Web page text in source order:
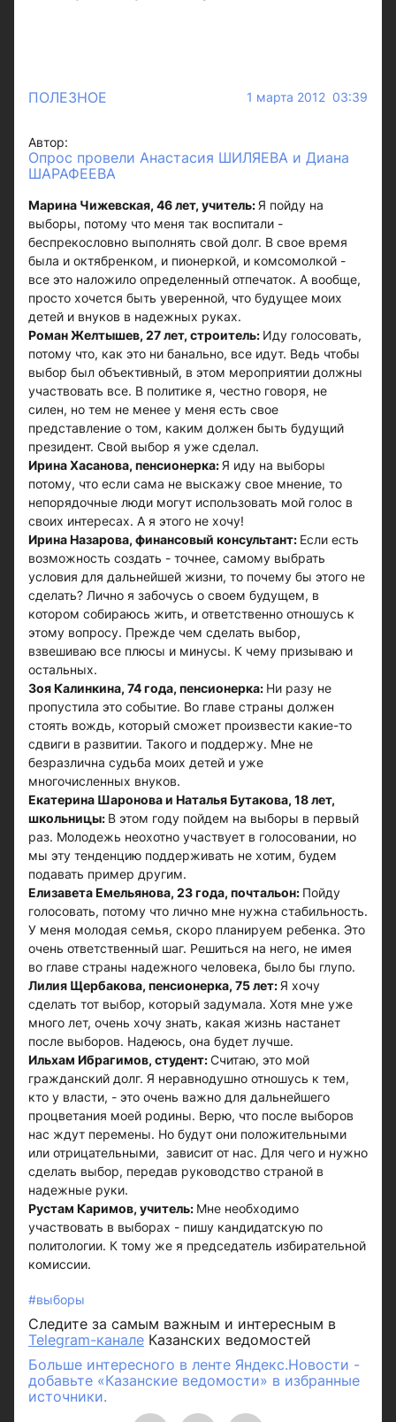
ПОЛЕЗНОЕ 1 марта 2012 03:39
Автор:
Опрос провели Анастасия ШИЛЯЕВА и Диана
ШАРАФЕЕВА
Марина Чижевская, 46 лет, учитель:Я пойду на
выборы, потому что меня так воспитали -
беспрекословно выполнять свой долг. В свое время
была и октябренком, и пионеркой, и комсомолкой -
все это наложило определенный отпечаток. А вообще,
просто хочется быть уверенной, что будущее моих
детей и внуков в надежных руках.
Роман Желтышев, 27 лет, строитель: Иду голосовать,
потому что, как это ни банально, все идут. Ведь чтобы
выбор был объективный, в этом мероприятии должны
участвовать все. В политике я, честно говоря, не
силен, но тем не менее у меня есть свое
представление о том, каким должен быть будущий
президент. Свой выбор я уже сделал.
Ирина Хасанова, пенсионерка:Я иду на выборы
потому, что если сама не выскажу свое мнение, то
непорядочные люди могут использовать мой голос в
своих интересах. А я этого не хочу!
Ирина Назарова, финансовый консультант: Если есть
возможность создать - точнее, самому выбрать
условия для дальнейшей жизни, то почему бы этого не
сделать? Лично я забочусь о своем будущем, в
котором собираюсь жить, и ответственно отношусь к
этому вопросу. Прежде чем сделать выбор,
взвешиваю все плюсы и минусы. К чему призываю и
остальных.
Зоя Калинкина, 74 года, пенсионерка: Ни разу не
пропустила это событие. Во главе страны должен
стоять вождь, который сможет произвести какие-то
сдвиги в развитии. Такого и поддержу. Мне не
безразлична судьба моих детей и уже
многочисленных внуков.
Екатерина Шаронова и Наталья Бутакова, 18 лет,
школьницы: В этом году пойдем на выборы в первый
раз. Молодежь неохотно участвует в голосовании, но
мы эту тенденцию поддерживать не хотим, будем
подавать пример другим.
Елизавета Емельянова, 23 года, почтальон: Пойду
голосовать, потому что лично мне нужна стабильность.
У меня молодая семья, скоро планируем ребенка. Это
очень ответственный шаг. Решиться на него, не имея
во главе страны надежного человека, было бы глупо.
Лилия Щербакова, пенсионерка, 75 лет:Я хочу
сделать тот выбор, который задумала. Хотя мне уже
много лет, очень хочу знать, какая жизнь настанет
после выборов. Надеюсь, она будет лучше.
Ильхам Ибрагимов, студент:Считаю, это мой
гражданский долг. Я неравнодушно отношусь к тем,
кто у власти, - это очень важно для дальнейшего
процветания моей родины. Верю, что после выборов
нас ждут перемены. Но будут они положительными
или отрицательными, зависит от нас. Для чего и нужно
сделать выбор, передав руководство страной в
надежные руки.
Рустам Каримов, учитель: Мне необходимо
участвовать в выборах - пишу кандидатскую по
политологии. К тому же я председатель избирательной
комиссии.
#выборы
Следите за самым важным и интересным в
Telegram-канале Казанских ведомостей
Больше интересного в ленте Яндекс.Новости -
добавьте «Казанские ведомости» в избранные
источники.